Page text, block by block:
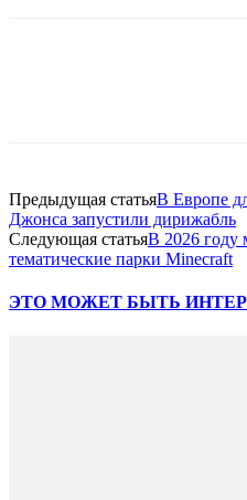
Предыдущая статьяВ Европе
Джонса запустили дирижабль
Следующая статьяВ 2026 году
тематические парки Minecraft
ЭТО МОЖЕТ БЫТЬ